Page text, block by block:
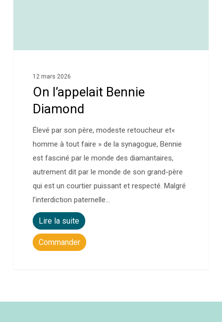
12 mars 2026
On l’appelait Bennie
Diamond
Élevé par son père, modeste retoucheur et«
homme à tout faire » de la synagogue, Bennie
est fasciné par le monde des diamantaires,
autrement dit par le monde de son grand-père
qui est un courtier puissant et respecté. Malgré
l’interdiction paternelle…
Lire la suite
Commander